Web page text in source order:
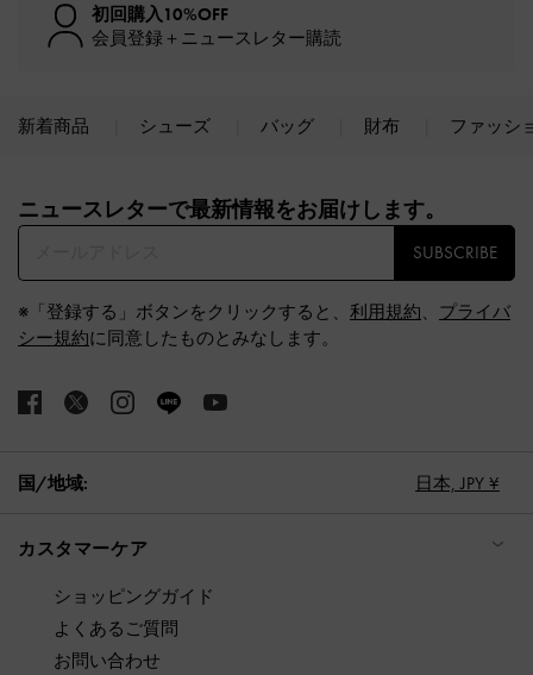
初回購入10%OFF
会員登録＋ニュースレター購読
新着商品 シューズ バッグ 財布 ファッシ
ニュースレターで最新情報をお届けします。​
SUBSCRIBE
※「登録する」ボタンをクリックすると、 利用規約、 プライバ
シー規約に同意したものとみなします。
国/地域: 日本, JPY ¥
カスタマーケア
ショッピングガイド
よくあるご質問
お問い合わせ